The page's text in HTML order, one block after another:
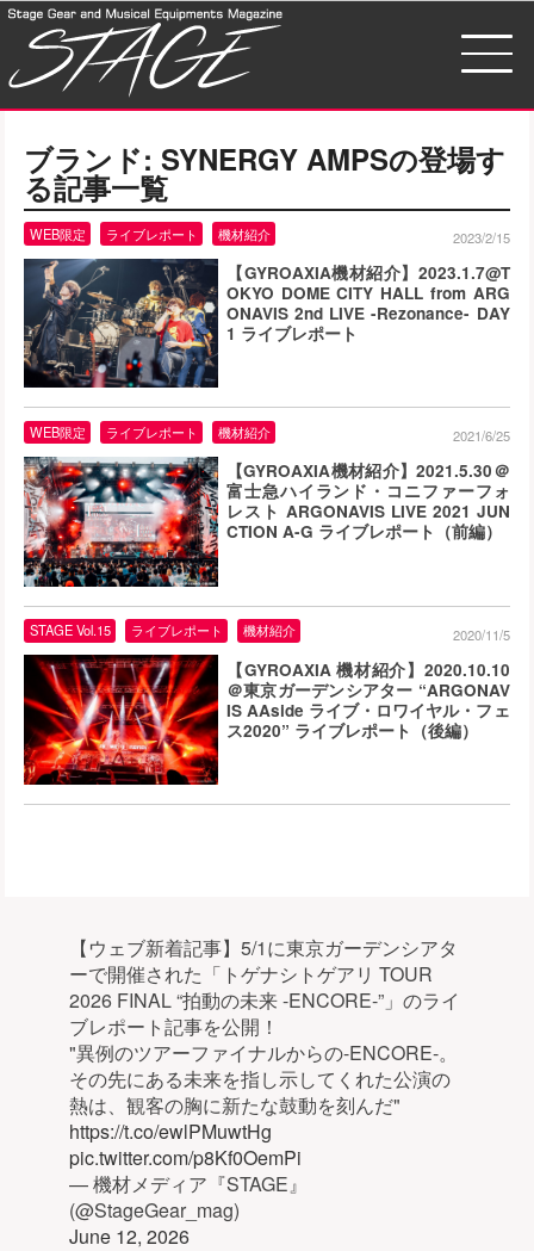
ブランド:SYNERGY AMPSの登場す
る記事一覧
【GYROAXIA機材紹介】2023.1.7@T
OKYO DOME CITY HALL from ARG
ONAVIS 2nd LIVE -Rezonance- DAY
1 ライブレポート
WEB限定 ライブレポート 機材紹介 2023/2/15
【GYROAXIA機材紹介】2021.5.30＠
富士急ハイランド・コニファーフォ
レスト ARGONAVIS LIVE 2021 JUN
CTION A-G ライブレポート（前編）
WEB限定 ライブレポート 機材紹介 2021/6/25
【GYROAXIA 機材紹介】2020.10.10
＠東京ガーデンシアター “ARGONAV
IS AAside ライブ・ロワイヤル・フェ
ス2020” ライブレポート（後編）
STAGE Vol.15 ライブレポート 機材紹介 2020/11/5
【ウェブ新着記事】5/1に東京ガーデンシアタ
ーで開催された「トゲナシトゲアリ TOUR
2026 FINAL “拍動の未来 -ENCORE-”」のライ
ブレポート記事を公開！
"異例のツアーファイナルからの-ENCORE-。
その先にある未来を指し示してくれた公演の
熱は、観客の胸に新たな鼓動を刻んだ"
https://t.co/ewlPMuwtHg
pic.twitter.com/p8Kf0OemPi
— 機材メディア『STAGE』
(@StageGear_mag)
June 12, 2026